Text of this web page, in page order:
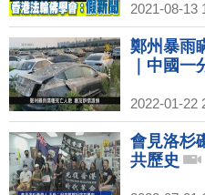
2021-08-13
鄭州暴雨
｜中國一
2022-01-22
會見洛杉
共歷史